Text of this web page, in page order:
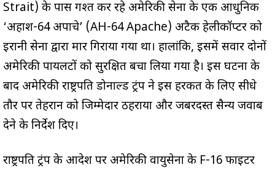
Strait) के पास गश्त कर रहे अमेरिकी सेना के एक आधुनिक
‘अहाश-64 अपाचे’ (AH-64 Apache) अटैक हेलीकॉप्टर को
ईरानी सेना द्वारा मार गिराया गया था। हालांकि, इसमें सवार दोनों
अमेरिकी पायलटों को सुरक्षित बचा लिया गया है। इस घटना के
बाद अमेरिकी राष्ट्रपति डोनाल्ड ट्रंप ने इस हरकत के लिए सीधे
तौर पर तेहरान को जिम्मेदार ठहराया और जबरदस्त सैन्य जवाब
देने के निर्देश दिए।
राष्ट्रपति ट्रंप के आदेश पर अमेरिकी वायुसेना के F-16 फाइटर